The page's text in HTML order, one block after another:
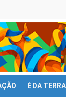
É DA TERRA